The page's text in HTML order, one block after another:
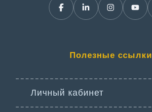
Полезные ссылки
Личный кабинет